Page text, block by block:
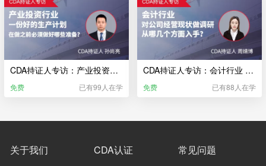
CDA持证人专访：产业投资行业 一份好的生产计划 在做之前必须做好哪些准备？
免费 已有99人在学
CDA持证人专访：会计行业 对公司经营现状做调研 从哪几个方面入手？
免费 已有88人在学
关于我们 CDA认证 常见问题